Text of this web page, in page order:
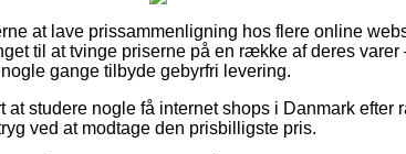
at lave prissammenligning hos flere online
til at tvinge priserne på en række af deres varer
gange tilbyde gebyrfri levering.
at studere nogle få internet shops i Danmark efter
ved at modtage den prisbilligste pris.